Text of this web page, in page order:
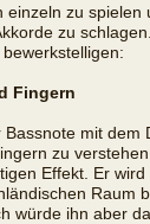
einzeln zu spielen
zu
Fingern
mit dem
zu
Effekt. Er wird
Raum
würde ihn aber